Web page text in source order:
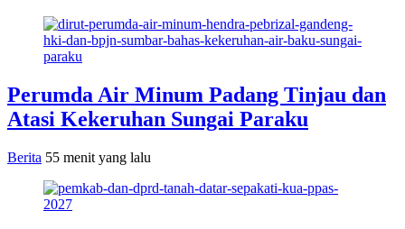
Perumda Air Minum Padang Tinjau dan
Atasi Kekeruhan Sungai Paraku
Berita 55 menit yang lalu